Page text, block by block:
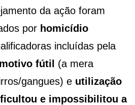
da ação foram
por homicídio
incluídas pela
motivo fútil (a mera
gangues) e utilização
e impossibilitou a